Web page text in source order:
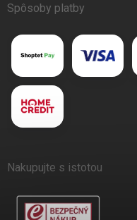
Spôsoby platby
Nakupujte s istotou